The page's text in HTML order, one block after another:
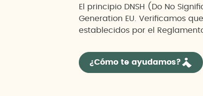
El principio DNSH (Do No
Generation EU. Verificamos
establecidos por el
¿Cómo te ayudamos?